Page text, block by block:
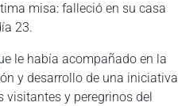
misa: falleció en su casa
23.
le había acompañado en la
y desarrollo de una iniciativa
visitantes y peregrinos del